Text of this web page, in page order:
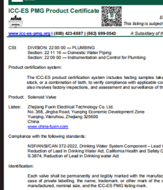
la empresa siempre se
de "investigación y
innovación activa",
usuarios propuestas de
de alta calidad y servicios
que satisfagan las
para resolver los
encontrados por los
válvulas solenoides. A
crecía, Fuxin invirtió